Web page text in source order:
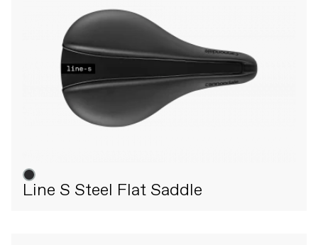
Line S Steel Flat Saddle